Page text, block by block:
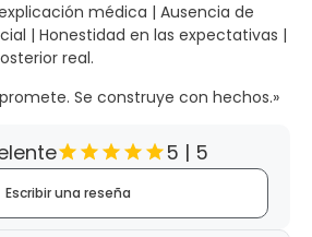
médica | Ausencia de
| Honestidad en las expectativas |
real.
Se construye con hechos.»
5 | 5
Escribir una reseña